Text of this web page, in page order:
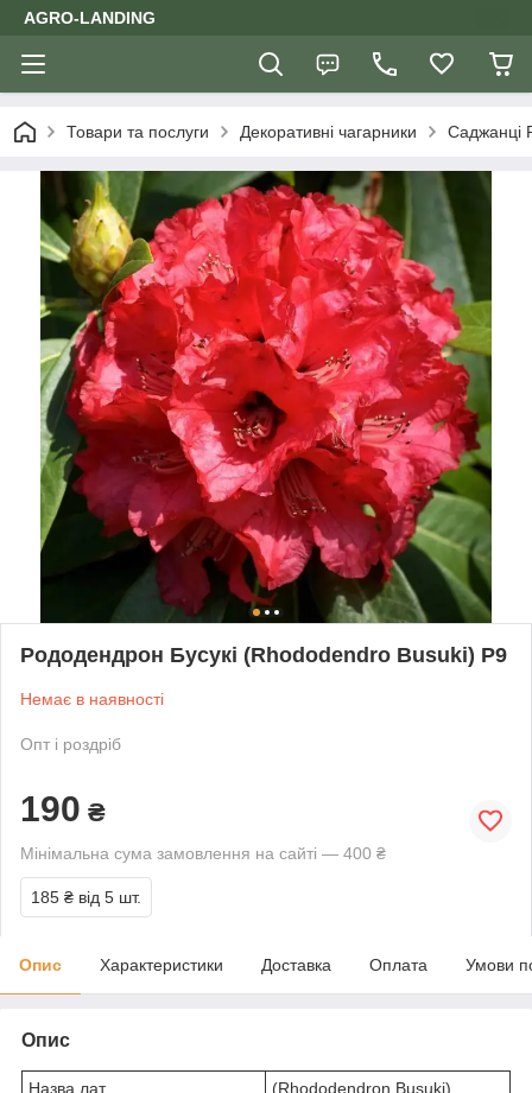
AGRO-LANDING
Товари та послуги Декоративні чагарники Саджанці
Рододендрон Бусукі (Rhododendro Busuki) Р9
Немає в наявності
Опт і роздріб
190 ₴
Мінімальна сума замовлення на сайті — 400 ₴
185 ₴ від 5 шт.
Опис Характеристики Доставка Оплата Умови
Опис
Назва лат.
(Rhododendron Busuki)